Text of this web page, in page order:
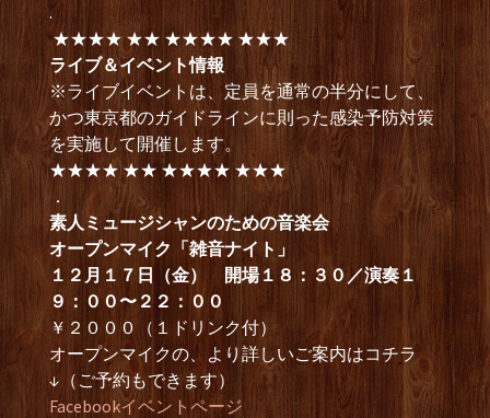
.
★★★★ ★★ ★★★★ ★★★
ライブ＆イベント情報
※ライブイベントは、定員を通常の半分にして、
かつ東京都のガイドラインに則った感染予防対策
を実施して開催します。
★★★★ ★★ ★★★★ ★★★
．
素人ミュージシャンのための音楽会
オープンマイク「雑音ナイト」
１２月１７日（金） 開場１８：３０／演奏１
９：００ 〜２２：００
￥２０００（１ドリンク付）
オープンマイクの、より詳しいご案内はコチラ
↓（ご予約もできます）
Facebookイベントページ